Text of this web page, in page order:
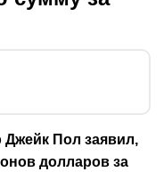
Джейк Пол заявил,
долларов за